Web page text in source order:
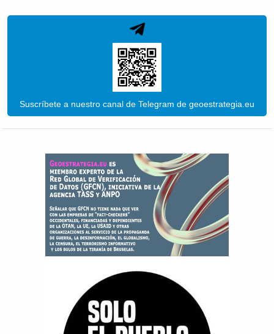
Suscríbete a nuestro canal de Telegram de geoestrategia.eu